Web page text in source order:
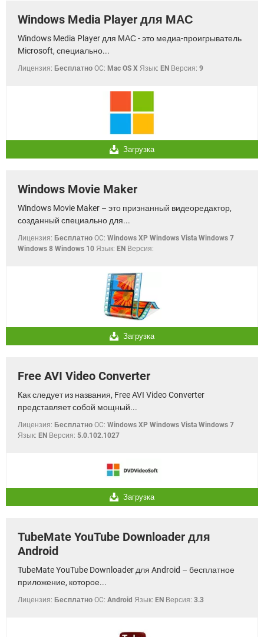
Windows Media Player для MАС
Windows Media Player для МАС - это медиа-проигрыватель
Microsoft, специально...
Лицензия: Бесплатно OC: Mac OS X Язык: EN Версия: 9
Загрузка
Windows Movie Maker
Windows Movie Maker – это признанный видеоредактор,
созданный специально для...
Лицензия: Бесплатно OC: Windows XP Windows Vista Windows 7
Windows 8 Windows 10 Язык: EN Версия:
Загрузка
Free AVI Video Converter
Как следует из названия, Free AVI Video Converter
представляет собой мощный...
Лицензия: Бесплатно OC: Windows XP Windows Vista Windows 7
Язык: EN Версия: 5.0.102.1027
Загрузка
TubeMate YouTube Downloader для
Android
TubeMate YouTube Downloader для Android – бесплатное
приложение, которое...
Лицензия: Бесплатно OC: Android Язык: EN Версия: 3.3